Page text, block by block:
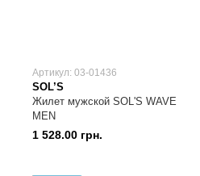
Артикул: 03-01436
SOL’S
Жилет мужской SOL'S WAVE
MEN
1 528.00 грн.